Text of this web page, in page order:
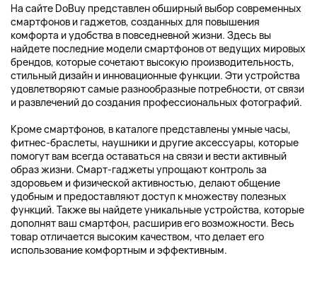
На сайте DoBuy представлен обширный выбор современных
смартфонов и гаджетов, созданных для повышения
комфорта и удобства в повседневной жизни. Здесь вы
найдете последние модели смартфонов от ведущих мировых
брендов, которые сочетают высокую производительность,
стильный дизайн и инновационные функции. Эти устройства
удовлетворяют самые разнообразные потребности, от связи
и развлечений до создания профессиональных фотографий.
Кроме смартфонов, в каталоге представлены умные часы,
фитнес-браслеты, наушники и другие аксессуары, которые
помогут вам всегда оставаться на связи и вести активный
образ жизни. Смарт-гаджеты упрощают контроль за
здоровьем и физической активностью, делают общение
удобным и предоставляют доступ к множеству полезных
функций. Также вы найдете уникальные устройства, которые
дополнят ваш смартфон, расширив его возможности. Весь
товар отличается высоким качеством, что делает его
использование комфортным и эффективным.